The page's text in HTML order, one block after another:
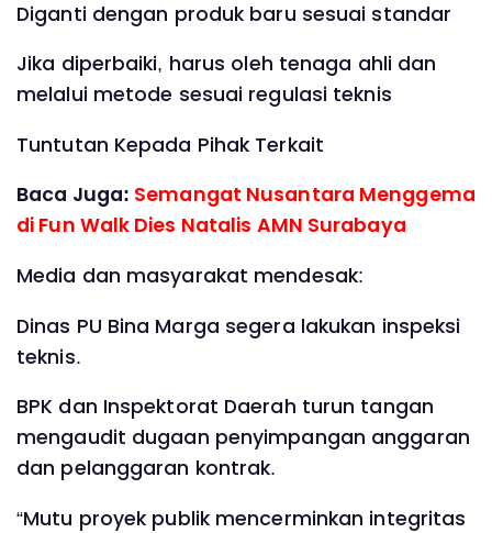
Diganti dengan produk baru sesuai standar
Jika diperbaiki, harus oleh tenaga ahli dan
melalui metode sesuai regulasi teknis
Tuntutan Kepada Pihak Terkait
Baca Juga: Semangat Nusantara Menggema
di Fun Walk Dies Natalis AMN Surabaya
Media dan masyarakat mendesak:
Dinas PU Bina Marga segera lakukan inspeksi
teknis.
BPK dan Inspektorat Daerah turun tangan
mengaudit dugaan penyimpangan anggaran
dan pelanggaran kontrak.
“Mutu proyek publik mencerminkan integritas